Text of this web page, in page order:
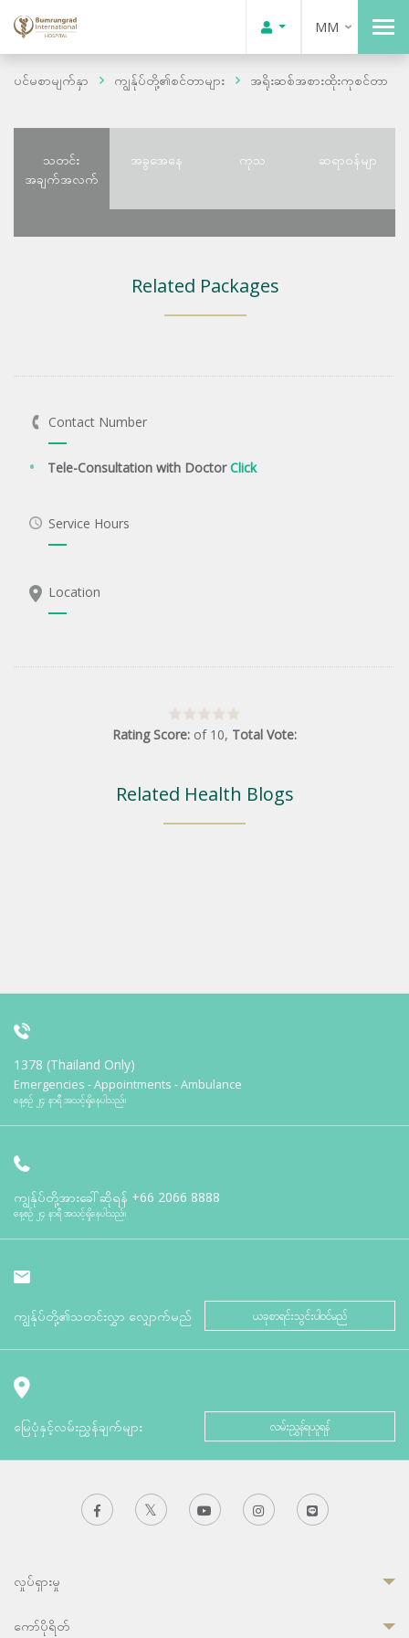
MM
ပင်မစာမျက်နှာ ကျွန်ုပ်တို့၏စင်တာများ အရိုးဆစ်အစားထိုးကုစင်တာ
သတင်း
အချက်အလက်
အခွအေနေ ကုသ ဆရာဝန်မျာ
Related Packages
Contact Number
Tele-Consultation with DoctorClick
Service Hours
Location
Rating Score: of 10, Total Vote:
Related Health Blogs
1378 (Thailand Only)
Emergencies - Appointments - Ambulance
နေ့စဉ် ၂၄ နာရီ အသင့်ရှိနေပါသည်။
ကျွန်ုပ်တို့အားခေါ်ဆိုရန် +66 2066 8888
နေ့စဉ် ၂၄ နာရီ အသင့်ရှိနေပါသည်။
ကျွန်ုပ်တို့၏သတင်းလွှာ လျှောက်မည် ယခုစာရင်းသွင်းပါဝင်မည်
မြေပုံနှင့်လမ်းညွှန်ချက်များ လမ်းညွှန်ရယူရန်
လှုပ်ရှားမှု
ကော်ပိုရိတ်